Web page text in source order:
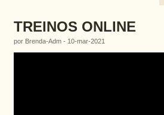
TREINOS ONLINE
por Brenda-Adm - 10-mar-2021